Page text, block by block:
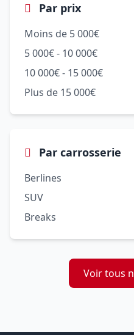
Par prix
Moins de 5 000€
5 000€ - 10 000€
10 000€ - 15 000€
Plus de 15 000€
Par carrosserie
Berlines
SUV
Breaks
Voir tous